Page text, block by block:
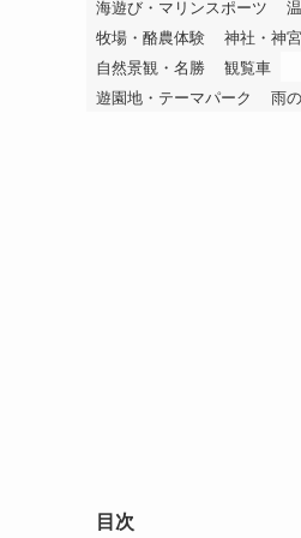
海遊び・マリンスポーツ
牧場・酪農体験
神社・神
自然景観・名勝
観覧車
遊園地・テーマパーク
雨
目次